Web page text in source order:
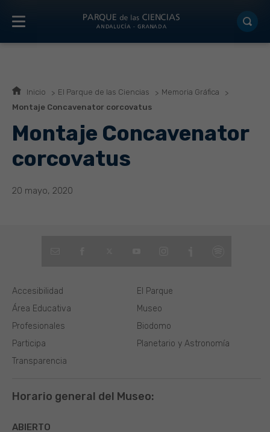
Inicio El Parque de las Ciencias
Memoria Gráfica
Montaje Concavenator corcovatus
Montaje Concavenator
corcovatus
20 mayo, 2020
El Parque
Museo
Biodomo
Planetario y Astronomía
Área Educativa
Profesionales
Participa
Transparencia
Accesibilidad
Horario general del Museo:
ABIERTO